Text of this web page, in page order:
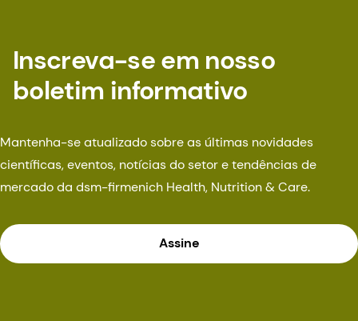
Inscreva-se em nosso
boletim informativo
Mantenha-se atualizado sobre as últimas novidades
científicas, eventos, notícias do setor e tendências de
mercado da dsm-firmenich Health, Nutrition & Care.
Assine